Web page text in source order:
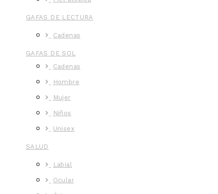
GAFAS DE LECTURA
Cadenas
GAFAS DE SOL
Cadenas
Hombre
Mujer
Niños
Unisex
SALUD
Labial
Ocular